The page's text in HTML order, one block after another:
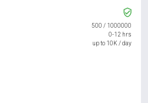
500 / 1000000
0-12 hrs
up to 10K / day